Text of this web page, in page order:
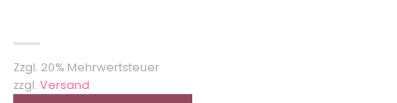
Zzgl. 20% Mehrwertsteuer
zzgl. Versand